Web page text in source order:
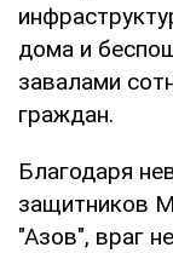
дома и
завалами
граждан.
Благодаря
защитников
"Азов", враг